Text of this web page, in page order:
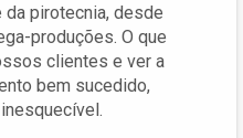
pirotecnia, desde
produções. O que
clientes e ver a
bem sucedido,